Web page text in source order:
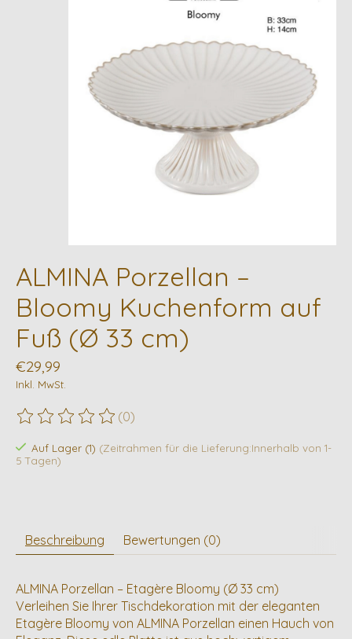
ALMINA Porzellan –
Bloomy Kuchenform auf
Fuß (Ø 33 cm)
€29,99
Inkl. MwSt.
Die Bewertung dieses Produkts ist
(0)
Auf Lager (1) (Zeitrahmen für die Lieferung:Innerhalb von 1-
5 Tagen)
Beschreibung Bewertungen (0)
ALMINA Porzellan – Etagère Bloomy (Ø 33 cm)
Verleihen Sie Ihrer Tischdekoration mit der eleganten
Etagère Bloomy von ALMINA Porzellan einen Hauch von